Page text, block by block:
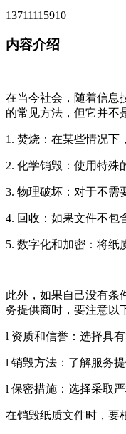
13711115910
内容介绍
在当今社会，随着信息
的常见方法，但它并不
1. 焚烧：在某些情况下
2. 化学销毁：使用特殊
3. 物理破坏：对于不需
4. 回收：如果文件不包
5. 数字化和加密：将纸
此外，如果自己没有条
务提供商时，要注意以
l 资质和信誉：选择具
l 销毁方法：了解服务
l 保密措施：选择采取
在销毁纸质文件时，要